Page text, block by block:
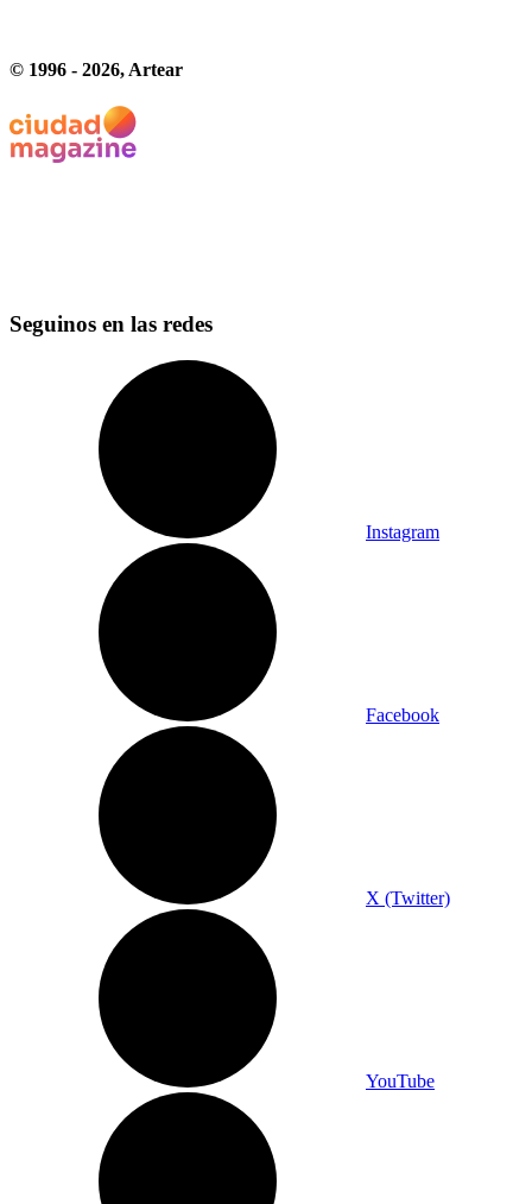
© 1996 - 2026, Artear
Seguinos en las redes
Instagram
Facebook
X (Twitter)
YouTube